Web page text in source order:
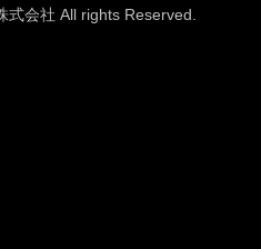
会社 All rights Reserved.